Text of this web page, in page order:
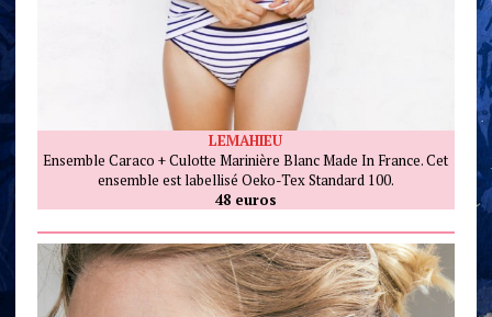
LEMAHIEU
Ensemble Caraco + Culotte Marinière Blanc Made In France. Cet
ensemble est labellisé Oeko-Tex Standard 100.
48 euros